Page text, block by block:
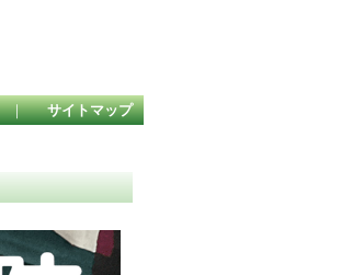
｜ サイトマップ